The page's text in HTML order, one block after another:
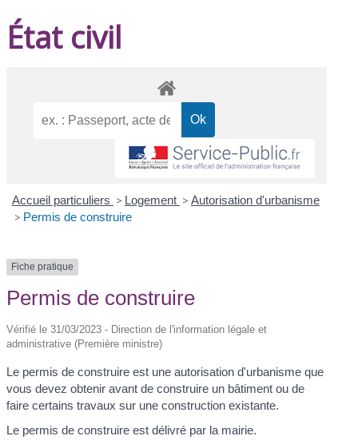
État civil
Accueil particuliers > Logement > Autorisation d'urbanisme
> Permis de construire
Fiche pratique
Permis de construire
Vérifié le 31/03/2023 - Direction de l'information légale et
administrative (Première ministre)
Le permis de construire est une autorisation d'urbanisme que
vous devez obtenir avant de construire un bâtiment ou de
faire certains travaux sur une construction existante.
Le permis de construire est délivré par la mairie.